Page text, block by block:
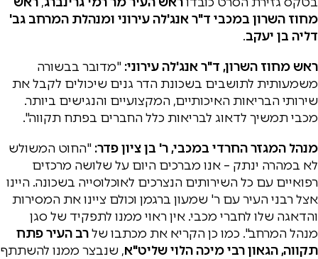
מחוז השרון במכבי ד"ר אנג'לה עירוני ומנהלת המרחב גב'
דליה בן יעקב.
ראש מחוז השרון, ד"ר אנג'לה עירוני: "מדובר בבשורה
משמעותית לתושבים בשכונת הדר גנים שיכולים לקבל את
שירותי הבריאות האיכותיים, המקצועיים והנגישים ביותר.
מכבי תמשיך לדאוג לבריאות כלל החברים בפתח תקווה".
מנהל המגזר החרדי במכבי, ר' בן ציון פדר: "החוט המשולש
לא במהרה ינתק – אנו מברכים היום על שלושה מרכזים
רפואיים עם כל השירותים הנצרכים לאוכלוסייה בשכונה. היינו
אצל רבני העיר עם ר' שמעון ברגמן וכולם ציינו את המסירות
והדאגה שלו לחברי מכבי. אין ראוי ממנו לתפקיד של סגן
מנהל המרחב". כמו כן הקריא את מכתבו שלרב העיר פתח
תקווה, הגאון רבי מיכה הלוי שליט"א, שנבצר ממנו להשתתף